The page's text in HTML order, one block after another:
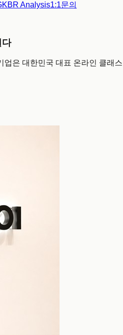
KBR Analysis1:1문의
다
대한민국 대표 온라인 클래